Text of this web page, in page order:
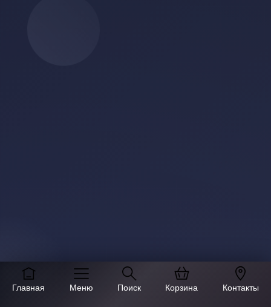
Главная Меню Поиск Корзина Контакты